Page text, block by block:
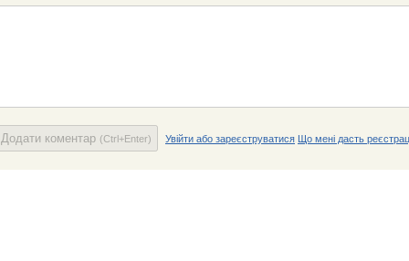
Додати коментар (Ctrl+Enter) Увійти або зареєструватися Що мені дасть